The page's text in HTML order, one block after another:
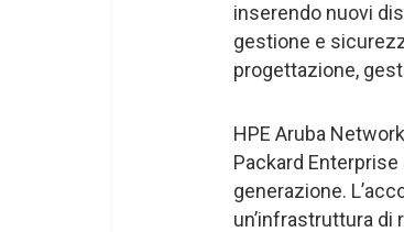
inserendo nuovi
gestione e
progettazione,
HPE Aruba
Packard
generazione.
un’infrastruttura di